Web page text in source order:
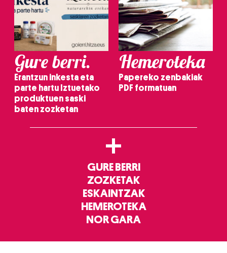
Gure berri.
Erantzun inkesta eta
parte hartu Iztuetako
produktuen saski
baten zozketan
Hemeroteka
Papereko zenbakiak
PDF formatuan
+
GURE BERRI
ZOZKETAK
ESKAINTZAK
HEMEROTEKA
NOR GARA